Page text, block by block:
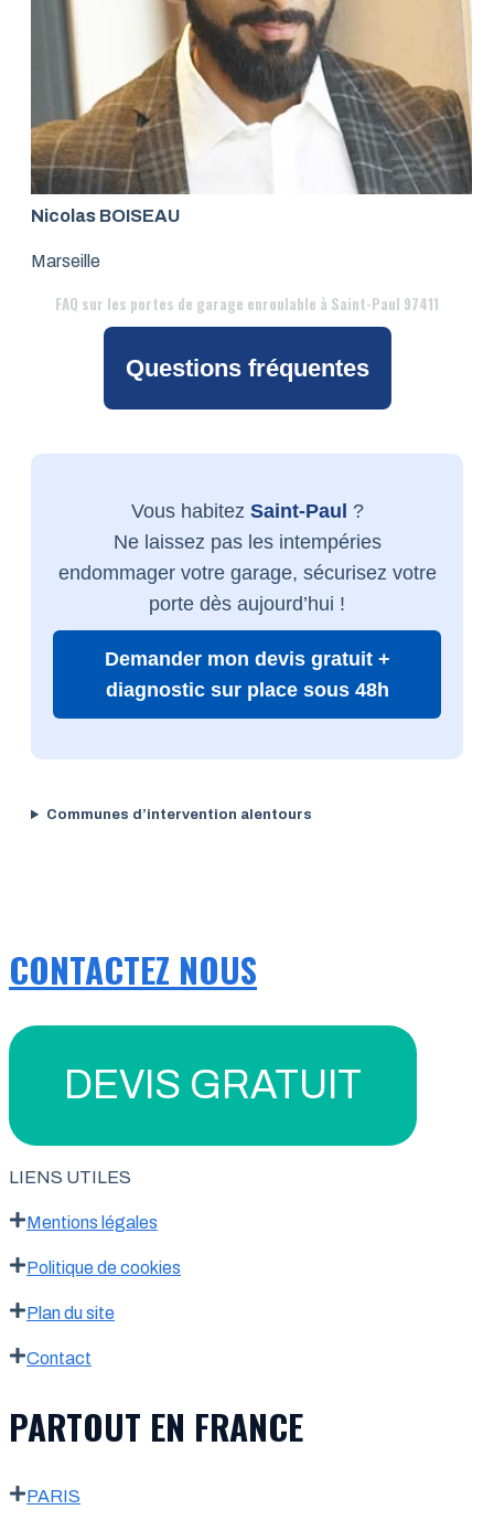
Nicolas BOISEAU
Marseille
FAQ sur les portes de garage enroulable à Saint-Paul 97411
Questions fréquentes
Vous habitez Saint-Paul ?
Ne laissez pas les intempéries
endommager votre garage, sécurisez votre
porte dès aujourd’hui !
Demander mon devis gratuit +
diagnostic sur place sous 48h
Communes d’intervention alentours
CONTACTEZ NOUS
DEVIS GRATUIT
LIENS UTILES
Mentions légales
Politique de cookies
Plan du site
Contact
PARTOUT EN FRANCE
PARIS